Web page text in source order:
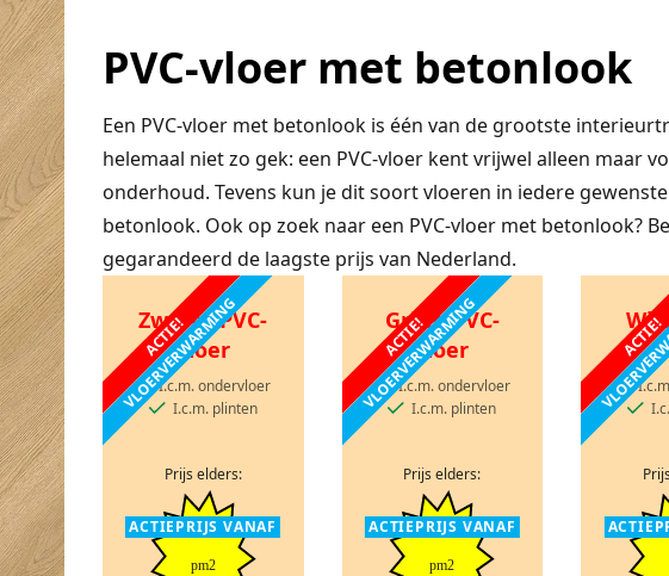
PVC-vloer met betonlook
Een PVC-vloer met betonlook is één van de grootste
helemaal niet zo gek: een PVC-vloer kent vrijwel alleen maar
onderhoud. Tevens kun je dit soort vloeren in iedere
betonlook. Ook op zoek naar een PVC-vloer met betonlook?
gegarandeerd de laagste prijs van Nederland.
ACTIE!
VLOERVERWARMING
Zwarte PVC-
vloer
I.c.m. ondervloer
I.c.m. plinten
Prijs elders:
ACTIEPRIJS VANAF
pm2
ACTIE!
VLOERVERWARMING
Grijze PVC-
vloer
I.c.m. ondervloer
I.c.m. plinten
Prijs elders:
ACTIEPRIJS VANAF
pm2
ACTIE!